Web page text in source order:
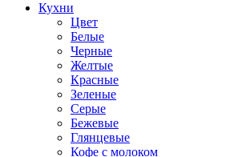
Кухни
Цвет
Белые
Черные
Желтые
Красные
Зеленые
Серые
Бежевые
Глянцевые
Кофе с молоком